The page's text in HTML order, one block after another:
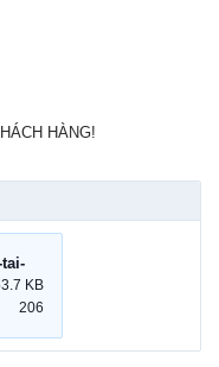
HÀNG!
KB
206